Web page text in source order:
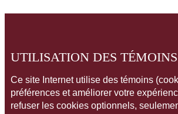
UTILISATION DES
Ce site Internet utilise des témoins
préférences et améliorer votre
refuser les cookies optionnels,